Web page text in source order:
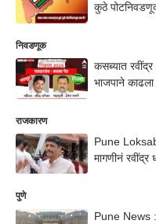
कुठे
निवडणूक
कसब्यात
भाजपाने
राजकारण
Pune
मागणीनं
पुणे
Pune News :